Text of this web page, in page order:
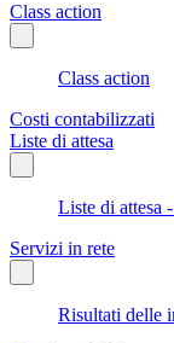
Class action
Class action
Costi contabilizzati
Liste di attesa
Liste di attesa
Servizi in rete
Risultati delle